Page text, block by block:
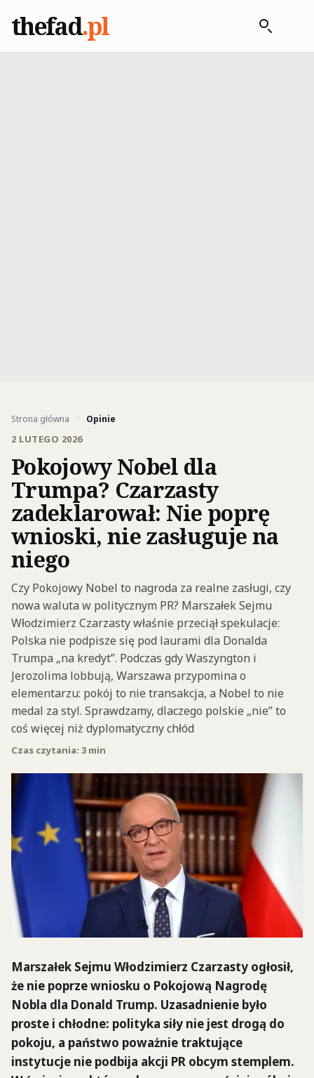
thefad.pl
Strona główna / Opinie
2 LUTEGO 2026
Pokojowy Nobel dla
Trumpa? Czarzasty
zadeklarował: Nie poprę
wnioski, nie zasługuje na
niego
Czy Pokojowy Nobel to nagroda za realne zasługi, czy
nowa waluta w politycznym PR? Marszałek Sejmu
Włodzimierz Czarzasty właśnie przeciął spekulacje:
Polska nie podpisze się pod laurami dla Donalda
Trumpa „na kredyt”. Podczas gdy Waszyngton i
Jerozolima lobbują, Warszawa przypomina o
elementarzu: pokój to nie transakcja, a Nobel to nie
medal za styl. Sprawdzamy, dlaczego polskie „nie” to
coś więcej niż dyplomatyczny chłód
Czas czytania: 3 min
Marszałek Sejmu Włodzimierz Czarzasty ogłosił,
że nie poprze wniosku o Pokojową Nagrodę
Nobla dla Donald Trump. Uzasadnienie było
proste i chłodne: polityka siły nie jest drogą do
pokoju, a państwo poważnie traktujące
instytucje nie podbija akcji PR obcym stemplem.